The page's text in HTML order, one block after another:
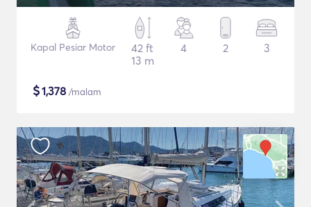
Kapal Pesiar Motor
42 ft
13 m
4 2 3
$1,378 /malam